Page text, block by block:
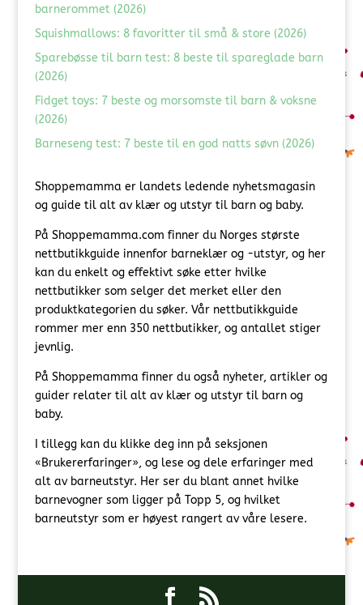
barnerommet (2026)
Squishmallows: 8 favoritter til små & store (2026)
Sparebøsse til barn test: 8 beste til spareglade barn
(2026)
Fidget toys: 7 beste og morsomste til barn & voksne
(2026)
Barneseng test: 7 beste til en god natts søvn (2026)
Shoppemamma er landets ledende nyhetsmagasin
og guide til alt av klær og utstyr til barn og baby.
På Shoppemamma.com finner du Norges største
nettbutikkguide innenfor barneklær og -utstyr, og her
kan du enkelt og effektivt søke etter hvilke
nettbutikker som selger det merket eller den
produktkategorien du søker. Vår nettbutikkguide
rommer mer enn 350 nettbutikker, og antallet stiger
jevnlig.
På Shoppemamma finner du også nyheter, artikler og
guider relater til alt av klær og utstyr til barn og
baby.
I tillegg kan du klikke deg inn på seksjonen
«Brukererfaringer», og lese og dele erfaringer med
alt av barneutstyr. Her ser du blant annet hvilke
barnevogner som ligger på Topp 5, og hvilket
barneutstyr som er høyest rangert av våre lesere.